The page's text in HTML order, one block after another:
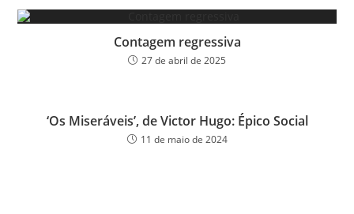
Contagem regressiva
27 de abril de 2025
‘Os Miseráveis’, de Victor Hugo: Épico Social
11 de maio de 2024